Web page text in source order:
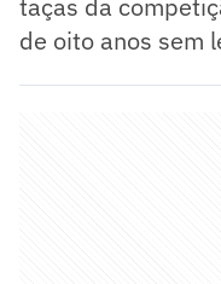
de oito anos sem